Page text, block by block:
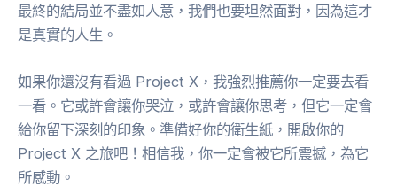
最終的結局並不盡如人意，我們也要坦然面對，因為這才
是真實的人生。
如果你還沒有看過 Project X，我強烈推薦你一定要去看
一看。它或許會讓你哭泣，或許會讓你思考，但它一定會
給你留下深刻的印象。準備好你的衛生紙，開啟你的
Project X 之旅吧！相信我，你一定會被它所震撼，為它
所感動。